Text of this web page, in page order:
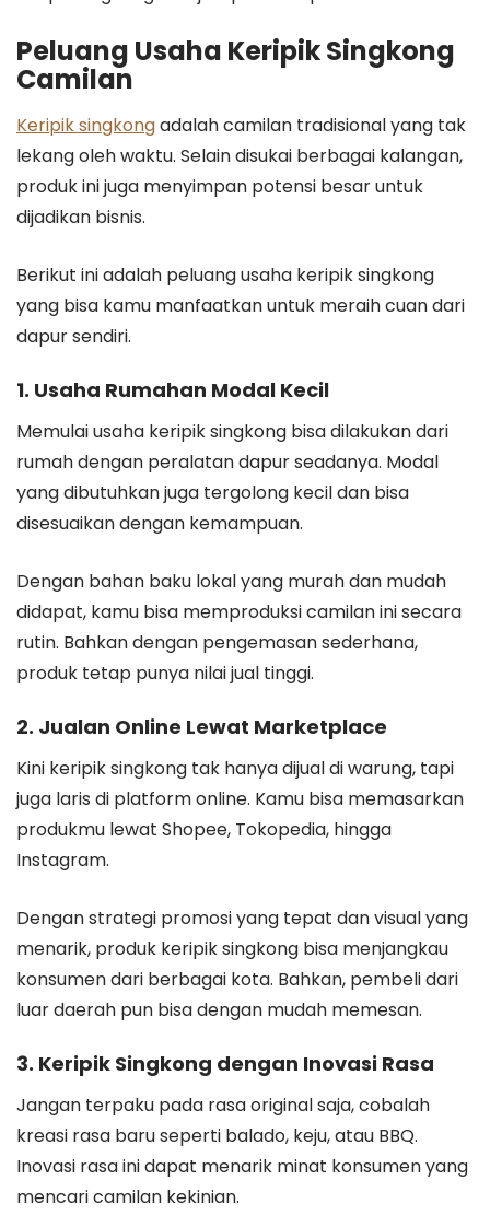
Peluang Usaha Keripik Singkong
Camilan
Keripik singkongadalah camilan tradisional yang tak
lekang oleh waktu. Selain disukai berbagai kalangan,
produk ini juga menyimpan potensi besar untuk
dijadikan bisnis.
Berikut ini adalah peluang usaha keripik singkong
yang bisa kamu manfaatkan untuk meraih cuan dari
dapur sendiri.
1. Usaha Rumahan Modal Kecil
Memulai usaha keripik singkong bisa dilakukan dari
rumah dengan peralatan dapur seadanya. Modal
yang dibutuhkan juga tergolong kecil dan bisa
disesuaikan dengan kemampuan.
Dengan bahan baku lokal yang murah dan mudah
didapat, kamu bisa memproduksi camilan ini secara
rutin. Bahkan dengan pengemasan sederhana,
produk tetap punya nilai jual tinggi.
2. Jualan Online Lewat Marketplace
Kini keripik singkong tak hanya dijual di warung, tapi
juga laris di platform online. Kamu bisa memasarkan
produkmu lewat Shopee, Tokopedia, hingga
Instagram.
Dengan strategi promosi yang tepat dan visual yang
menarik, produk keripik singkong bisa menjangkau
konsumen dari berbagai kota. Bahkan, pembeli dari
luar daerah pun bisa dengan mudah memesan.
3. Keripik Singkong dengan Inovasi Rasa
Jangan terpaku pada rasa original saja, cobalah
kreasi rasa baru seperti balado, keju, atau BBQ.
Inovasi rasa ini dapat menarik minat konsumen yang
mencari camilan kekinian.